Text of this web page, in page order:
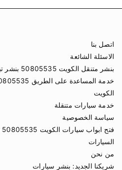
اتصل بنا
الاسئلة الشائعة
بنشر متنقل الكويت 50805535 بنشر تبديل تواير وبطاريات سيارات
الكويت
خدمة سيارات متنقلة
سياسة الخصوصية
السيارات
من نحن
شريكنا الجديد: بنشر سيارات